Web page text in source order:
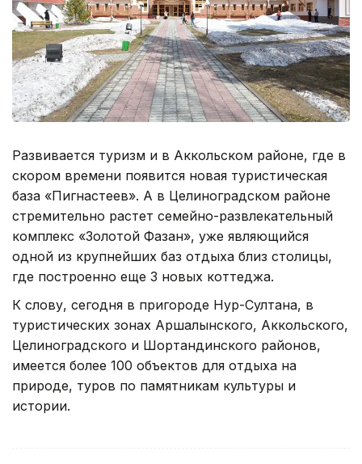
Развивается туризм и в Аккольском районе, где в
скором времени появится новая туристическая
база «Пигнастеев». А в Целиноградском районе
стремительно растет семейно-развлекательный
комплекс «Золотой Фазан», уже являющийся
одной из крупнейших баз отдыха близ столицы,
где построенно еще 3 новых коттеджа.
К слову, сегодня в пригороде Нур-Султана, в
туристических зонах Аршалынского, Аккольского,
Целиноградского и Шортандинского районов,
имеется более 100 объектов для отдыха на
природе, туров по памятникам культуры и
истории.